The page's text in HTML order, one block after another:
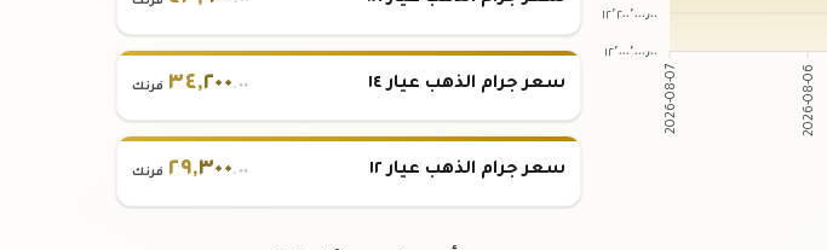
١٢٬٢٠٠٬٠٠٠٫٠٠
١٢٬٠٠٠٬٠٠٠٫٠٠
2026-08-07 2026-08-06 سعر جرام الذهب عيار ١٤ ٣٤,٢٠٠.٠٠ فرنك
سعر جرام الذهب عيار ١٢ ٢٩,٣٠٠.٠٠ فرنك